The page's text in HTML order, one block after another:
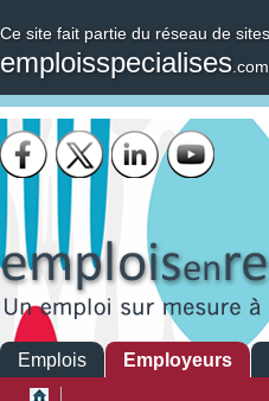
Ce site fait partie du réseau de
emploisspecialises .com
Emplois Employeurs